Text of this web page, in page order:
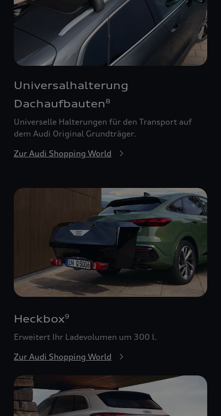
Universalhalterung
Dachaufbauten8
Universelle Halterungen für den Transport auf
dem Audi Original Grundträger.
Zur Audi Shopping World
Heckbox9
Erweitert Ihr Ladevolumen um 300 l.
Zur Audi Shopping World